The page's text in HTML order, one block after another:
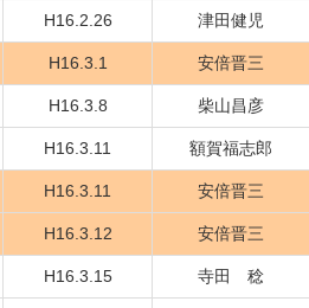
H16.2.26 津田健児
H16.3.1 安倍晋三
H16.3.8 柴山昌彦
H16.3.11 額賀福志郎
H16.3.11 安倍晋三
H16.3.12 安倍晋三
H16.3.15 寺田 稔